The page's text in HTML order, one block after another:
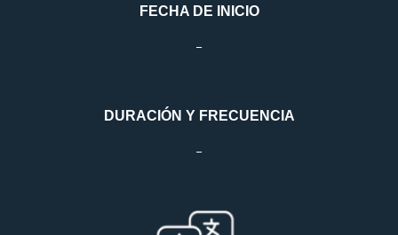
FECHA DE INICIO
–
DURACIÓN Y FRECUENCIA
–